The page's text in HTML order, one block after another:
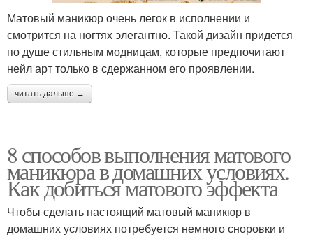
Матовый маникюр очень легок в исполнении и
смотрится на ногтях элегантно. Такой дизайн придется
по душе стильным модницам, которые предпочитают
нейл арт только в сдержанном его проявлении.
читать дальше →
8 способов выполнения матового
маникюра в домашних условиях.
Как добиться матового эффекта
Чтобы сделать настоящий матовый маникюр в
домашних условиях потребуется немного сноровки и